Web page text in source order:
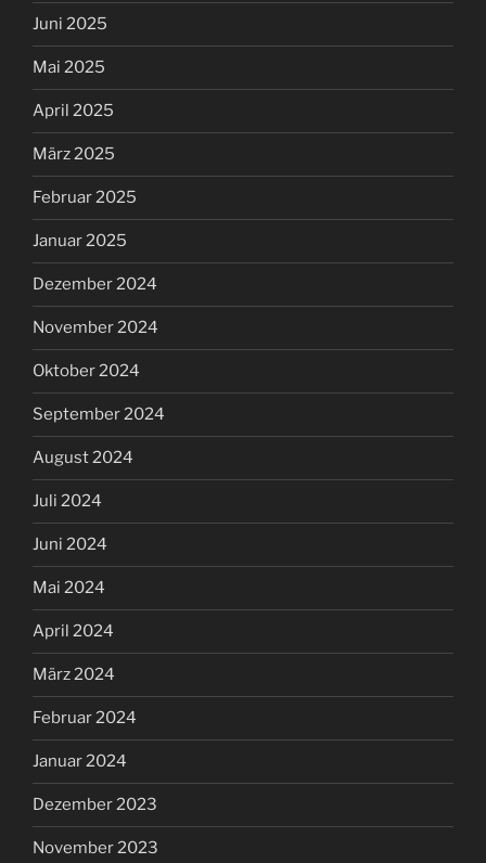
Juni 2025
Mai 2025
April 2025
März 2025
Februar 2025
Januar 2025
Dezember 2024
November 2024
Oktober 2024
September 2024
August 2024
Juli 2024
Juni 2024
Mai 2024
April 2024
März 2024
Februar 2024
Januar 2024
Dezember 2023
November 2023